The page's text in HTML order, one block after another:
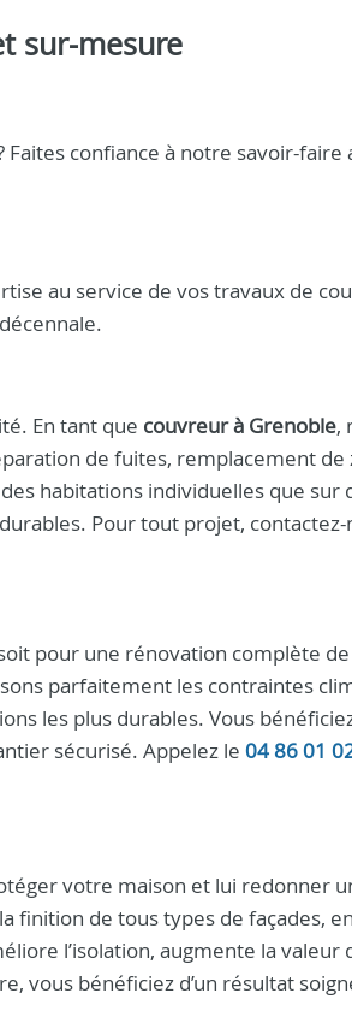
sur-mesure
confiance à notre savoir-faire
au service de vos travaux de
En tant que couvreur à Grenoble,
de fuites, remplacement de
habitations individuelles que sur
Pour tout projet, contactez-
pour une rénovation complète
parfaitement les contraintes
les plus durables. Vous bénéficiez
sécurisé. Appelez le 04 86 01
votre maison et lui redonner
finition de tous types de façades,
l’isolation, augmente la
vous bénéficiez d’un résultat